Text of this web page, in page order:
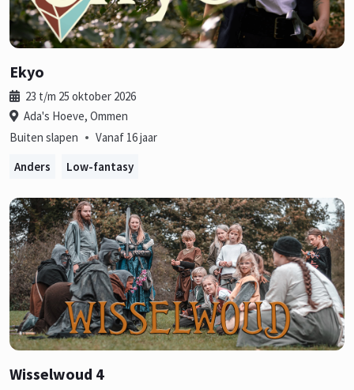
Ekyo
23 t/m 25 oktober 2026
Ada's Hoeve, Ommen
Buiten slapen • Vanaf 16 jaar
Anders
Low-fantasy
Wisselwoud 4